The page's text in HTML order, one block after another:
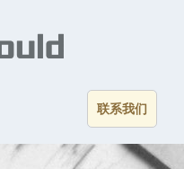
联系我们